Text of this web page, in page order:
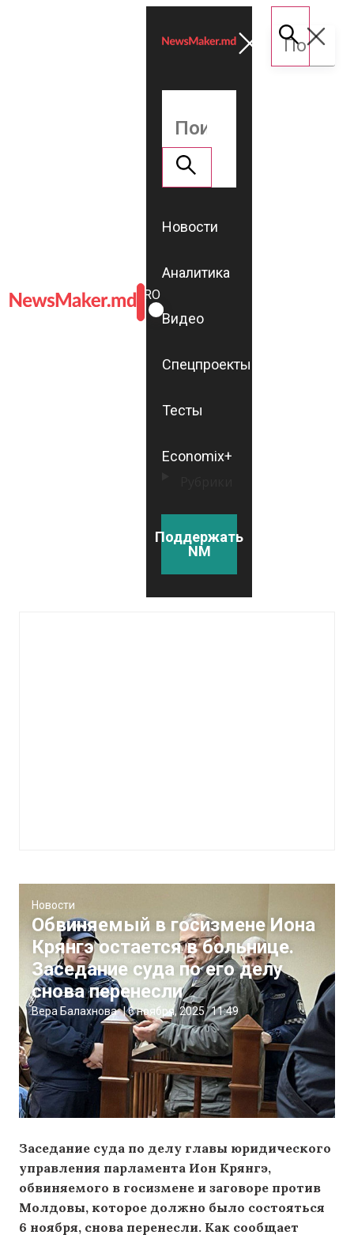
ROMÂNĂ
RU
Новости
Аналитика
Видео
Спецпроекты
Тесты
Economix+
Поддержать
NM
Новости
Обвиняемый в госизмене Иона
Крянгэ остается в больнице.
Заседание суда по его делу
снова перенесли
Вера Балахнова |6 ноября, 2025 11:49
Заседание суда по делу главы юридического
управления парламента Ион Крянгэ,
обвиняемого в госизмене и заговоре против
Молдовы, которое должно было состояться
6 ноября, снова перенесли. Как сообщает